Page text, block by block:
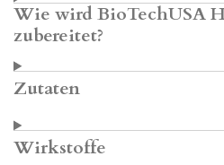
Wie wird BioTechUSA
zubereitet?
Zutaten
Wirkstoffe